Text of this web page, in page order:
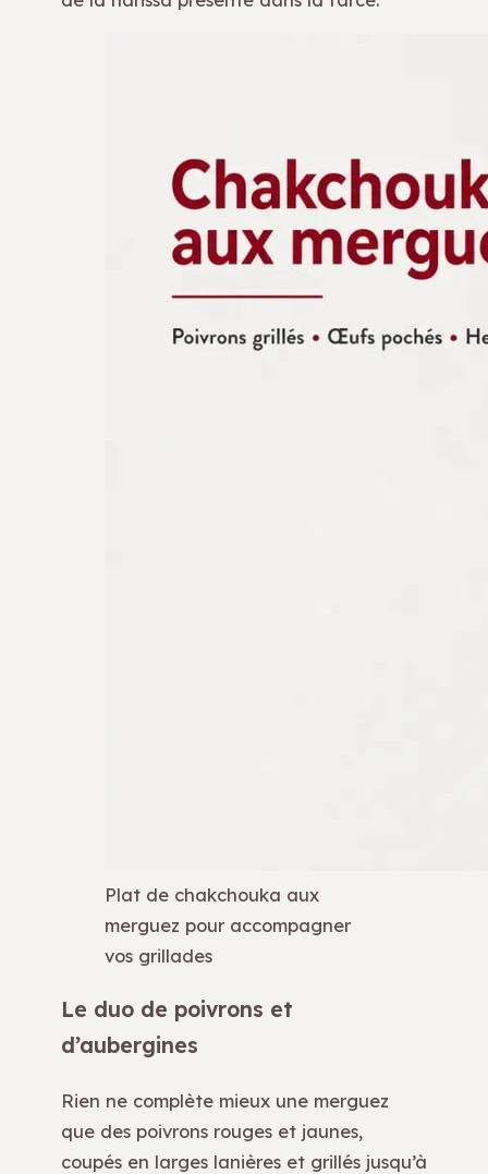
Plat de chakchouka aux
merguez pour accompagner
vos grillades
Le duo de poivrons et
d’aubergines
Rien ne complète mieux une merguez
que des poivrons rouges et jaunes,
coupés en larges lanières et grillés jusqu’à